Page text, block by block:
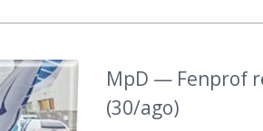
MpD — Fenprof
(30/ago)